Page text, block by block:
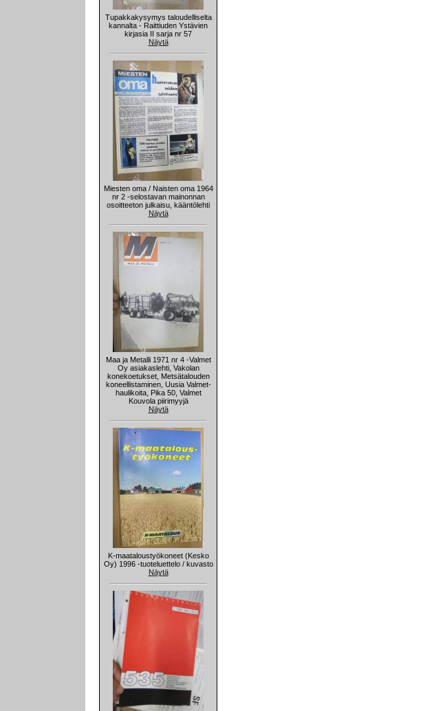
Tupakkakysymys taloudelliselta
kannalta - Raittiuden Ystävien
kirjasia II sarja nr 57
Näytä
Miesten oma / Naisten oma 1964
nr 2 -selostavan mainonnan
osoitteeton julkaisu, kääntölehti
Näytä
Maa ja Metalli 1971 nr 4 -Valmet
Oy asiakaslehti, Vakolan
konekoetukset, Metsätalouden
koneellistaminen, Uusia Valmet-
haulikoita, Pika 50, Valmet
Kouvola piirimyyjä
Näytä
K-maataloustyökoneet (Kesko
Oy) 1996 -tuoteluettelo / kuvasto
Näytä